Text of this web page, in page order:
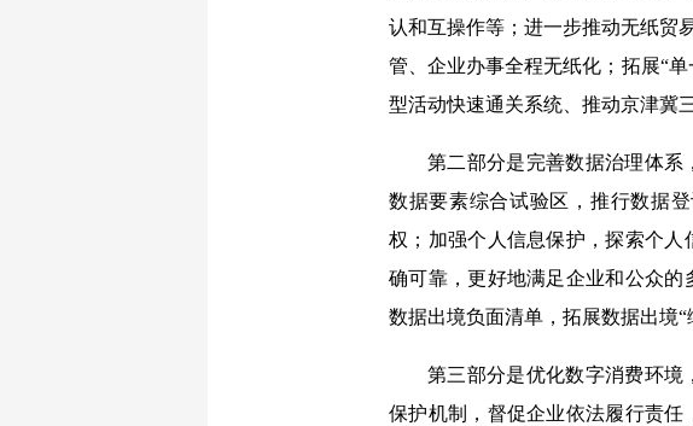
认和互操作等；进一步推动无纸贸
管、企业办事全程无纸化；拓展“
型活动快速通关系统、推动京津冀
第二部分是完善数据治理体系
数据要素综合试验区，推行数据
权；加强个人信息保护，探索个
确可靠，更好地满足企业和公众
数据出境负面清单，拓展数据出境“
第三部分是优化数字消费环境
保护机制，督促企业依法履行责